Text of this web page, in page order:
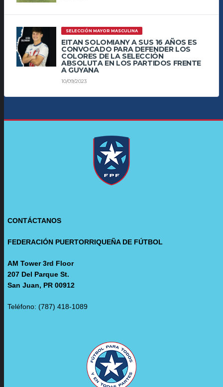
SELECCIÓN MAYOR MASCULINA
EITAN SOLOMIANY A SUS 16 AÑOS ES
CONVOCADO PARA DEFENDER LOS
COLORES DE LA SELECCIÓN
ABSOLUTA EN LOS PARTIDOS FRENTE
A GUYANA
10/09/2023
CONTÁCTANOS
FEDERACIÓN PUERTORRIQUEÑA DE FÚTBOL
AM Tower 3rd Floor
207 Del Parque St.
San Juan, PR 00912
Teléfono: (787) 418-1089